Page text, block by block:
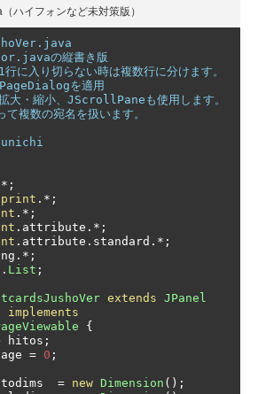
ハイフォンなど未対策版）
print .*;
.*;
. attribute .*;
. attribute . standard .*;
.*;
. List ;
extends JPanel
implements
{
hitos ;
= 0 ;
= new Dimension ();